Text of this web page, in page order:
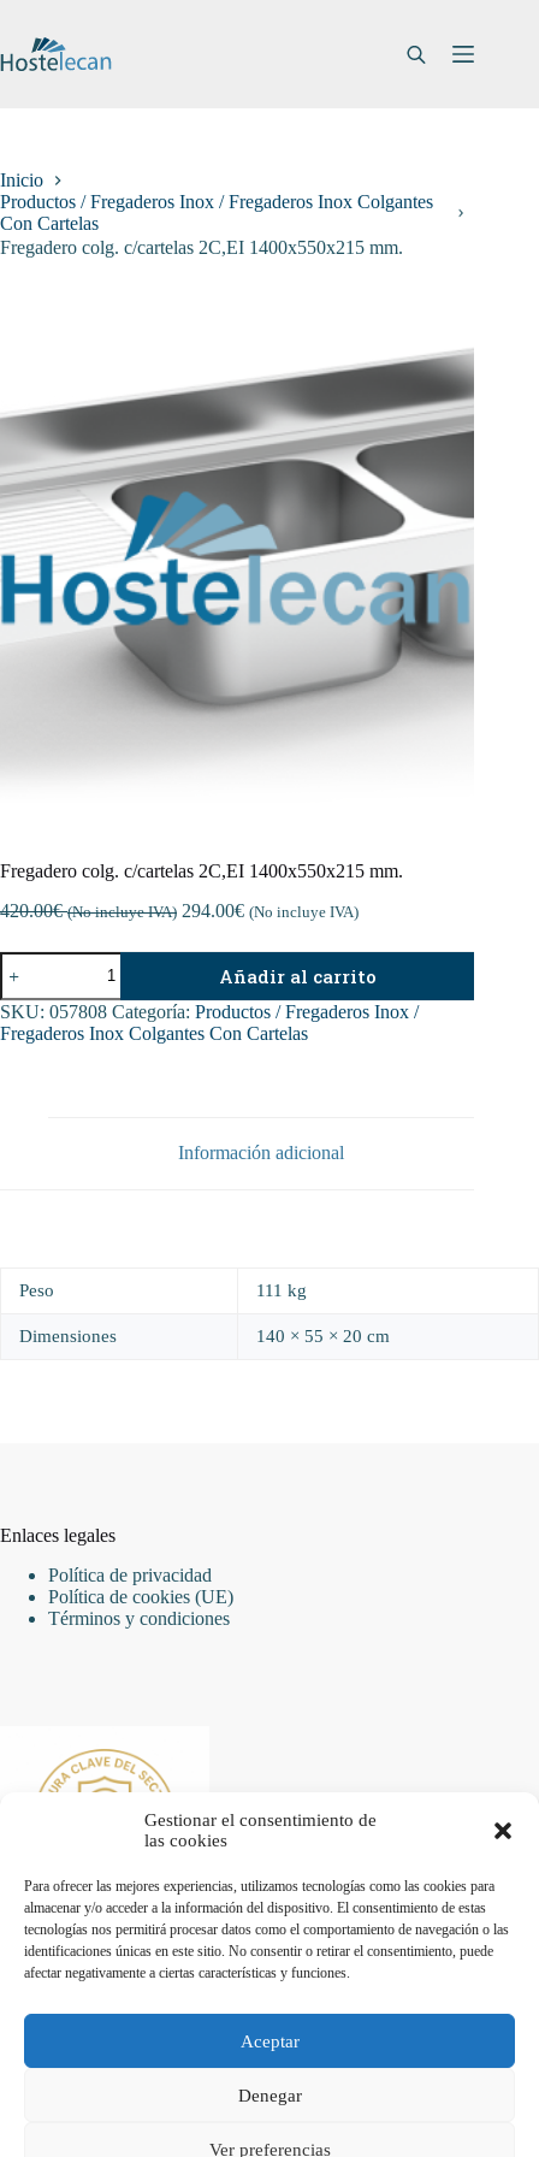
Gestionar el consentimiento de
las cookies
Para ofrecer las mejores experiencias, utilizamos tecnologías como las cookies para
almacenar y/o acceder a la información del dispositivo. El consentimiento de estas
tecnologías nos permitirá procesar datos como el comportamiento de navegación o las
identificaciones únicas en este sitio. No consentir o retirar el consentimiento, puede
afectar negativamente a ciertas características y funciones.
Aceptar
Denegar
Ver preferencias
contenido
Inicio
Productos / Fregaderos Inox / Fregaderos Inox Colgantes
Con Cartelas
Fregadero colg. c/cartelas 2C,EI 1400x550x215 mm.
Fregadero colg. c/cartelas 2C,EI 1400x550x215 mm.
420.00€ (No incluye IVA) 294.00€ (No incluye IVA)
Fregadero
colg.
c/cartelas
2C,EI
1400x550x215
Añadir al carrito
SKU: 057808 Categoría: Productos / Fregaderos Inox /
Fregaderos Inox Colgantes Con Cartelas
Información adicional
Peso 111 kg
Dimensiones 140 × 55 × 20 cm
Enlaces legales
Política de privacidad
Política de cookies (UE)
Términos y condiciones
Maquinaria de Hostelería en Valencia - Hostelecan © 2026